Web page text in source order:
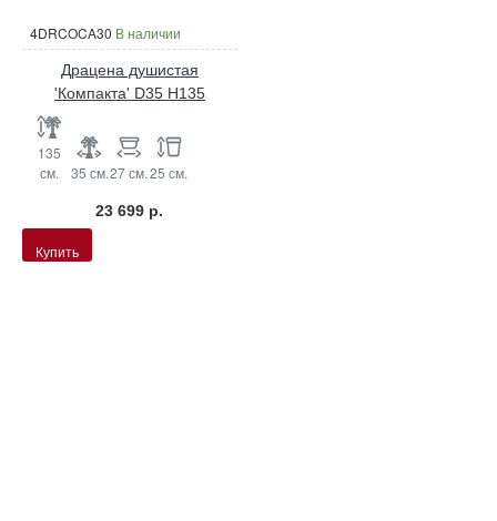
4DRCOCA30 В наличии
Драцена душистая
'Компакта' D35 H135
135
см.
35 см.27 см.25 см.
23 699 р.
Купить